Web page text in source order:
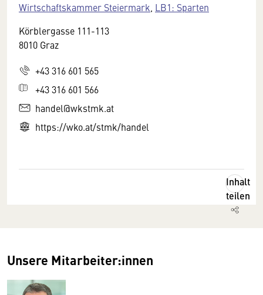
Wirtschaftskammer Steiermark LB1: Sparten
Körblergasse 111-113
8010 Graz
+43 316 601 565
+43 316 601 566
handel@wkstmk.at
https://wko.at/stmk/handel
Inhalt
teilen
Unsere Mitarbeiter:innen